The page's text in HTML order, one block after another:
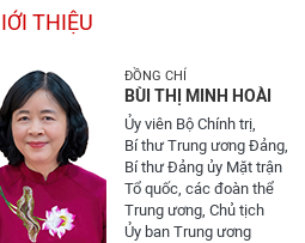
THIỆU
ĐỒNG CHÍ
BÙI THỊ MINH HOÀI
Ủy viên Bộ Chính trị,
Bí thư Trung ương Đảng,
Bí thư Đảng ủy Mặt trận
Tổ quốc, các đoàn thể
Trung ương, Chủ tịch
Ủy ban Trung ương